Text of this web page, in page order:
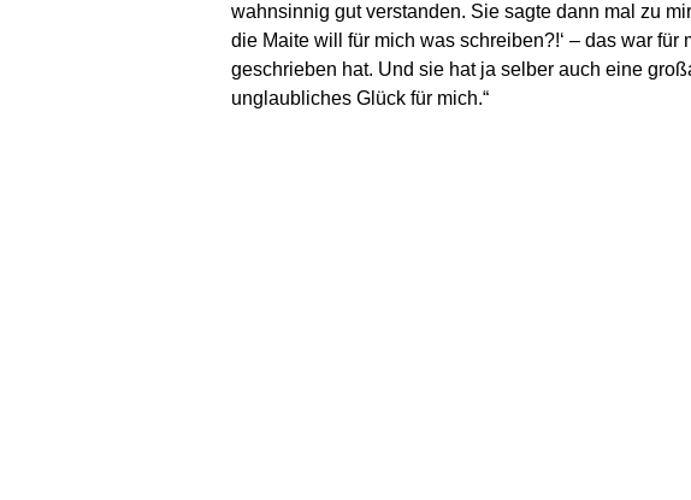
wahnsinnig gut verstanden. Sie sagte dann mal zu
die Maite will für mich was schreiben?!‘ – das war
geschrieben hat. Und sie hat ja selber auch eine
unglaubliches Glück für mich.“